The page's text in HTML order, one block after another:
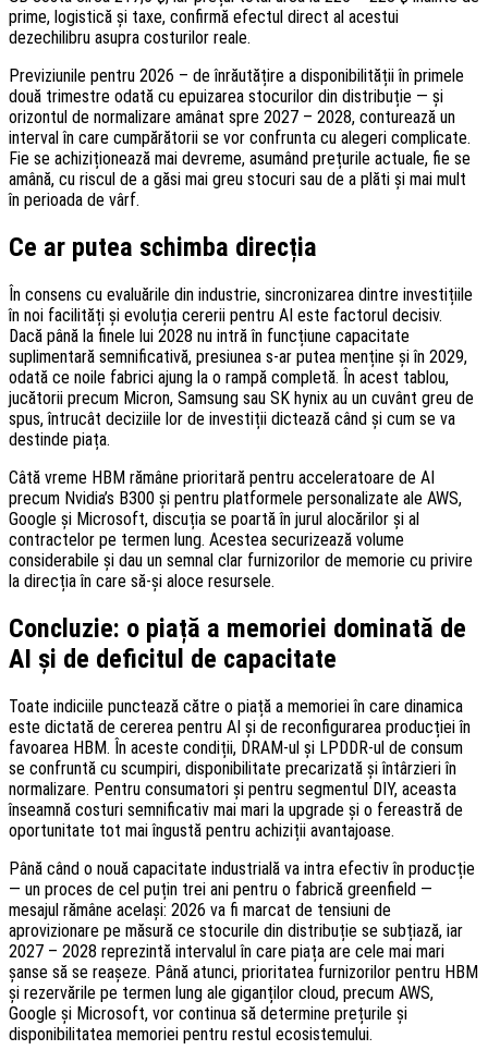
prime, logistică și taxe, confirmă efectul direct al acestui
dezechilibru asupra costurilor reale.
Previziunile pentru 2026 – de înrăutățire a disponibilității în primele
două trimestre odată cu epuizarea stocurilor din distribuție — și
orizontul de normalizare amânat spre 2027 – 2028, conturează un
interval în care cumpărătorii se vor confrunta cu alegeri complicate.
Fie se achiziționează mai devreme, asumând prețurile actuale, fie se
amână, cu riscul de a găsi mai greu stocuri sau de a plăti și mai mult
în perioada de vârf.
Ce ar putea schimba direcția
În consens cu evaluările din industrie, sincronizarea dintre investițiile
în noi facilități și evoluția cererii pentru AI este factorul decisiv.
Dacă până la finele lui 2028 nu intră în funcțiune capacitate
suplimentară semnificativă, presiunea s-ar putea menține și în 2029,
odată ce noile fabrici ajung la o rampă completă. În acest tablou,
jucătorii precum Micron, Samsung sau SK hynix au un cuvânt greu de
spus, întrucât deciziile lor de investiții dictează când și cum se va
destinde piața.
Câtă vreme HBM rămâne prioritară pentru acceleratoare de AI
precum Nvidia’s B300 și pentru platformele personalizate ale AWS,
Google și Microsoft, discuția se poartă în jurul alocărilor și al
contractelor pe termen lung. Acestea securizează volume
considerabile și dau un semnal clar furnizorilor de memorie cu privire
la direcția în care să-și aloce resursele.
Concluzie: o piață a memoriei dominată de
AI și de deficitul de capacitate
Toate indiciile punctează către o piață a memoriei în care dinamica
este dictată de cererea pentru AI și de reconfigurarea producției în
favoarea HBM. În aceste condiții, DRAM-ul și LPDDR-ul de consum
se confruntă cu scumpiri, disponibilitate precarizată și întârzieri în
normalizare. Pentru consumatori și pentru segmentul DIY, aceasta
înseamnă costuri semnificativ mai mari la upgrade și o fereastră de
oportunitate tot mai îngustă pentru achiziții avantajoase.
Până când o nouă capacitate industrială va intra efectiv în producție
— un proces de cel puțin trei ani pentru o fabrică greenfield —
mesajul rămâne același: 2026 va fi marcat de tensiuni de
aprovizionare pe măsură ce stocurile din distribuție se subțiază, iar
2027 – 2028 reprezintă intervalul în care piața are cele mai mari
șanse să se reașeze. Până atunci, prioritatea furnizorilor pentru HBM
și rezervările pe termen lung ale giganților cloud, precum AWS,
Google și Microsoft, vor continua să determine prețurile și
disponibilitatea memoriei pentru restul ecosistemului.